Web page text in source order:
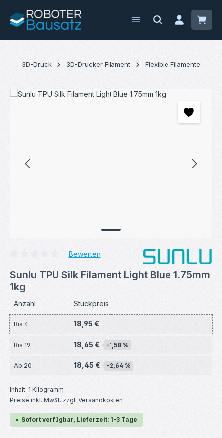
Zum Hauptinhalt springen
3D-Druck 3D-Drucker Filament Flexible Filamente
Bildergalerie überspringen
Durchschnittliche Bewertung von 0 von 5 Sternen
Bewerten
Sunlu TPU Silk Filament Light Blue 1.75mm
1kg
Anzahl Stückpreis
Bis 4 18,95 €
Bis 19 18,65 € -1,58 %
Ab 20 18,45 € -2,64 %
Inhalt: 1 Kilogramm
Preise inkl. MwSt. zzgl. Versandkosten
Sofort verfügbar, Lieferzeit: 1-3 Tage